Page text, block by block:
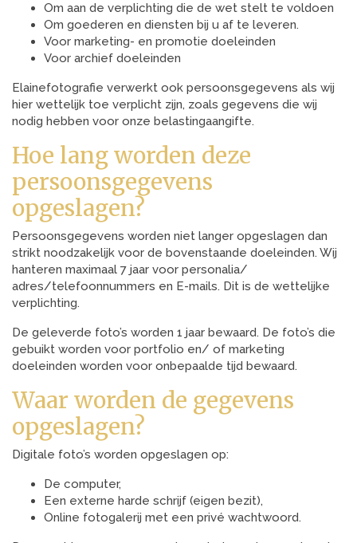
Om aan de verplichting die de wet stelt te voldoen
Om goederen en diensten bij u af te leveren.
Voor marketing- en promotie doeleinden
Voor archief doeleinden
Elainefotografie verwerkt ook persoonsgegevens als wij
hier wettelijk toe verplicht zijn, zoals gegevens die wij
nodig hebben voor onze belastingaangifte.
Hoe lang worden deze
persoonsgegevens
opgeslagen?
Persoonsgegevens worden niet langer opgeslagen dan
strikt noodzakelijk voor de bovenstaande doeleinden. Wij
hanteren maximaal 7 jaar voor personalia/
adres/telefoonnummers en E-mails. Dit is de wettelijke
verplichting.
De geleverde foto’s worden 1 jaar bewaard. De foto’s die
gebuikt worden voor portfolio en/ of marketing
doeleinden worden voor onbepaalde tijd bewaard.
Waar worden de gegevens
opgeslagen?
Digitale foto’s worden opgeslagen op:
De computer,
Een externe harde schrijf (eigen bezit),
Online fotogalerij met een privé wachtwoord.